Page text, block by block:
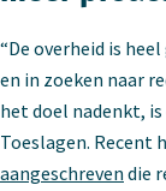
“De overheid is
en in zoeken naar
het doel nadenkt,
Toeslagen. Recent
aangeschreven die